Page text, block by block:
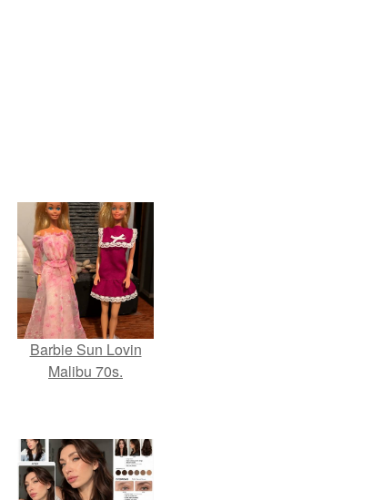
Barbie Sun Lovin
Malibu 70s.